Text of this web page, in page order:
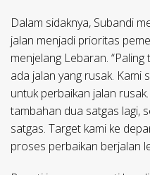
Dalam sidaknya, Subandi
jalan menjadi prioritas
menjelang Lebaran.
ada jalan yang rusak. Kami
untuk perbaikan jalan
tambahan dua satgas lagi,
satgas. Target kami ke
proses perbaikan berjalan